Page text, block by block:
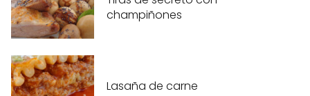
champiñones
Lasaña de carne